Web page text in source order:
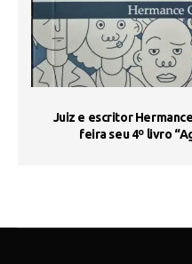
Juiz e escritor
feira seu 4º livro